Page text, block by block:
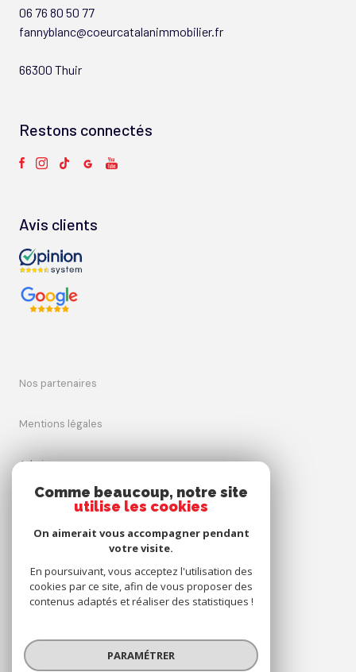
06 76 80 50 77
fannyblanc@coeurcatalanimmobilier.fr
66300 Thuir
Restons connectés
Avis clients
nos partenaires
mentions légales
admin
nos honoraires
cookies
© 2026 | Tous droits réservés
Comme beaucoup, notre site
utilise les cookies
On aimerait vous accompagner pendant
votre visite.
En poursuivant, vous acceptez l'utilisation des
cookies par ce site, afin de vous proposer des
contenus adaptés et réaliser des statistiques !
PARAMÉTRER